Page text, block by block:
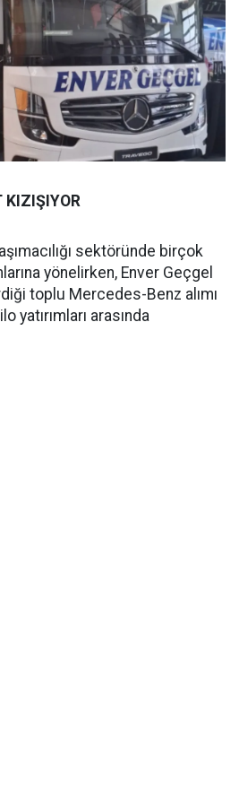
KIZIŞIYOR
sektöründe birçok
yönelirken, Enver Geçgel
toplu Mercedes-Benz alımı
yatırımları arasında